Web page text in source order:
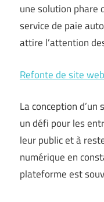
une solution phare
service de paie
attire l’attention
Refonte de site
La conception
un défi pour les
leur public et à
numérique en
plateforme est